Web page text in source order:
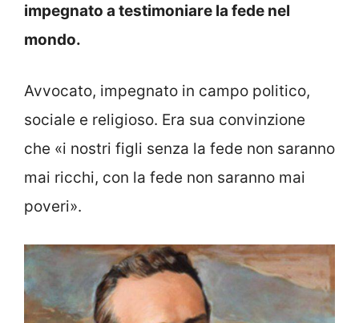
impegnato a testimoniare la fede nel
mondo.
Avvocato, impegnato in campo politico,
sociale e religioso. Era sua convinzione
che «i nostri figli senza la fede non saranno
mai ricchi, con la fede non saranno mai
poveri».